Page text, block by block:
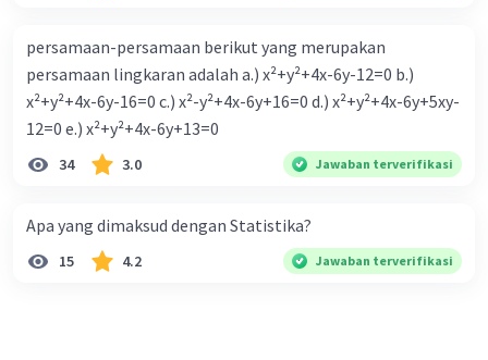
persamaan-persamaan berikut yang merupakan
persamaan lingkaran adalah a.) x²+y²+4x-6y-12=0 b.)
x²+y²+4x-6y-16=0 c.) x²-y²+4x-6y+16=0 d.) x²+y²+4x-6y+5xy-
12=0 e.) x²+y²+4x-6y+13=0
34 3.0 Jawaban terverifikasi
Apa yang dimaksud dengan Statistika?
15 4.2 Jawaban terverifikasi